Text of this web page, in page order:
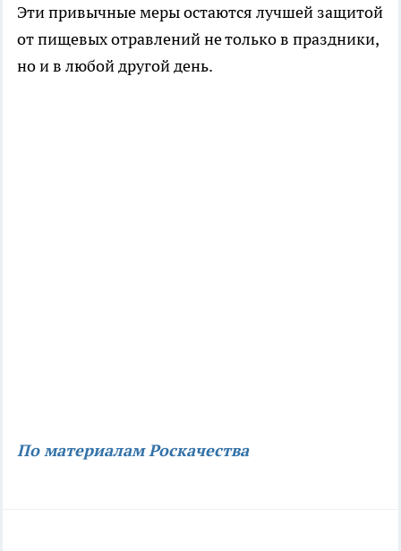
Эти привычные меры остаются лучшей защитой
от пищевых отравлений не только в праздники,
но и в любой другой день.
По материалам Роскачества